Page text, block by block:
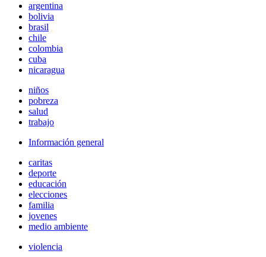
argentina
bolivia
brasil
chile
colombia
cuba
nicaragua
niños
pobreza
salud
trabajo
Información general
caritas
deporte
educación
elecciones
familia
jovenes
medio ambiente
violencia